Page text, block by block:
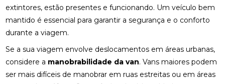
extintores, estão presentes e funcionando. Um veículo bem
mantido é essencial para garantir a segurança e o conforto
durante a viagem.
Se a sua viagem envolve deslocamentos em áreas urbanas,
considere a manobrabilidade da van. Vans maiores podem
ser mais difíceis de manobrar em ruas estreitas ou em áreas